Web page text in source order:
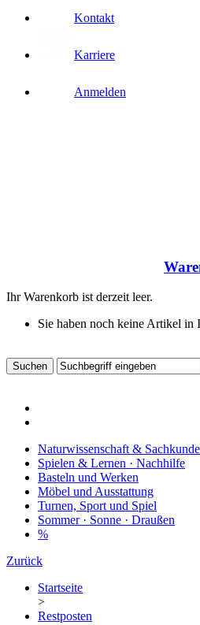
Kontakt
Karriere
Anmelden
Ihr Warenkorb ist derzeit leer.
Sie haben noch keine Artikel in
Naturwissenschaft & Sachkunde
Spielen & Lernen · Nachhilfe
Basteln und Werken
Möbel und Ausstattung
Turnen, Sport und Spiel
Sommer · Sonne · Draußen
%
Zurück
Startseite
>
Restposten